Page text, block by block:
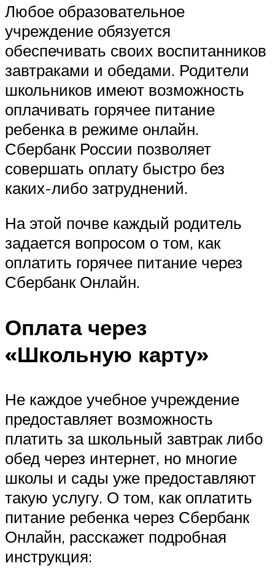
Любое образовательное
учреждение обязуется
обеспечивать своих воспитанников
завтраками и обедами. Родители
школьников имеют возможность
оплачивать горячее питание
ребенка в режиме онлайн.
Сбербанк России позволяет
совершать оплату быстро без
каких-либо затруднений.
На этой почве каждый родитель
задается вопросом о том, как
оплатить горячее питание через
Сбербанк Онлайн.
Оплата через
«Школьную карту»
Не каждое учебное учреждение
предоставляет возможность
платить за школьный завтрак либо
обед через интернет, но многие
школы и сады уже предоставляют
такую услугу. О том, как оплатить
питание ребенка через Сбербанк
Онлайн, расскажет подробная
инструкция: